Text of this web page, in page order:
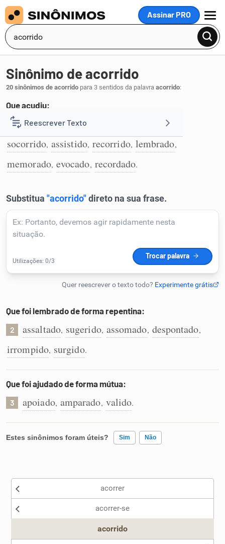
Assinar PRO
MENU
Reescrever Texto
Resumir Texto
Detector de IA
Humanizador de IA
Caça-palavras
Dicionário
Sinônimos
Sinônimo de acorrido
20 sinônimos de acorrido para 3 sentidos da palavra acorrido:
Que acudiu:
1 ocorrido,acudido auxiliado
socorrido, assistido, recorrido, lembrado,
memorado, evocado, recordado.
Que foi lembrado de forma repentina:
2 assaltado, sugerido, assomado, despontado,
irrompido, surgido.
Que foi ajudado de forma mútua:
3 apoiado, amparado, valido.
Estes sinônimos foram úteis? Sim Não
Nenhum dos sinônimos apresentados me ajudou
acorrer
acorrer-se
acorrido